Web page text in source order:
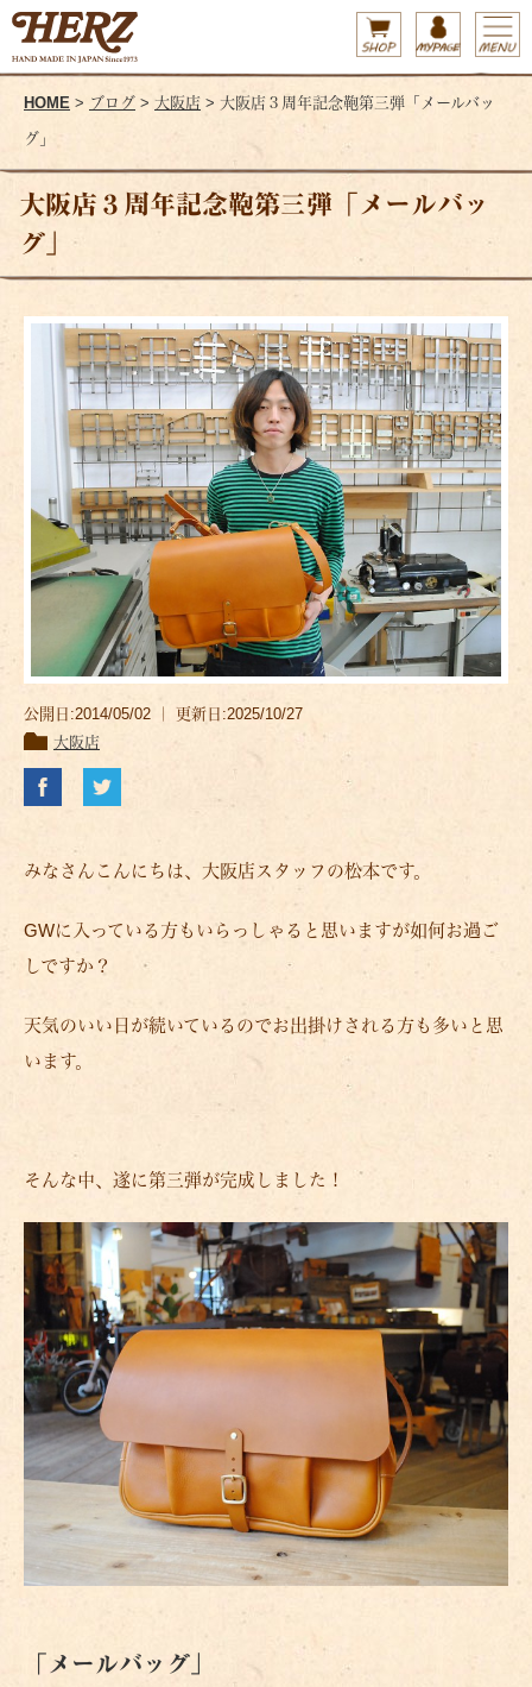
HOME > ブログ > 大阪店 > 大阪店３周年記念鞄第三弾「メールバッ
グ」
大阪店３周年記念鞄第三弾「メールバッ
グ」
公開日:2014/05/02 ｜ 更新日:2025/10/27
大阪店
みなさんこんにちは、大阪店スタッフの松本です。
GWに入っている方もいらっしゃると思いますが如何お過ご
しですか？
天気のいい日が続いているのでお出掛けされる方も多いと思
います。
そんな中、遂に第三弾が完成しました！
「メールバッグ」